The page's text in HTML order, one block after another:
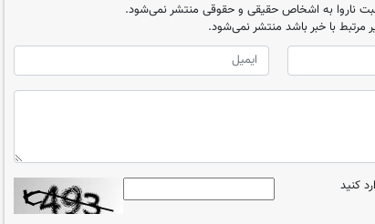
ناروا به اشخاص حقیقی و حقوقی منتشر نمی‌شود.
مرتبط با خبر باشد منتشر نمی‌شود.
کنید